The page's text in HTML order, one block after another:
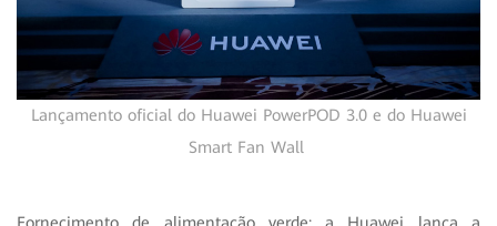
Lançamento oficial do Huawei PowerPOD 3.0 e do Huawei
Smart Fan Wall